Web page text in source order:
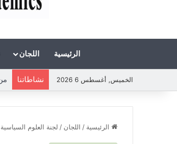
الرئيسية اللجان
الخميس, أغسطس 6 2026 نشاطاتنا
الرئيسية / اللجان / لجنة العلوم السياسية